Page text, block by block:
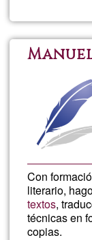
Con
literario,
textos,
técnicas en
copias.